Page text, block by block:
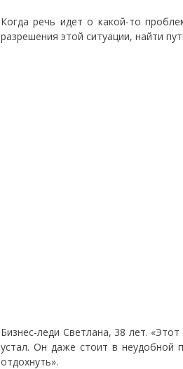
Когда речь идет о какой-то
разрешения этой ситуации, найти
Бизнес-леди Светлана, 38 лет.
устал. Он даже стоит в неудобной
отдохнуть».